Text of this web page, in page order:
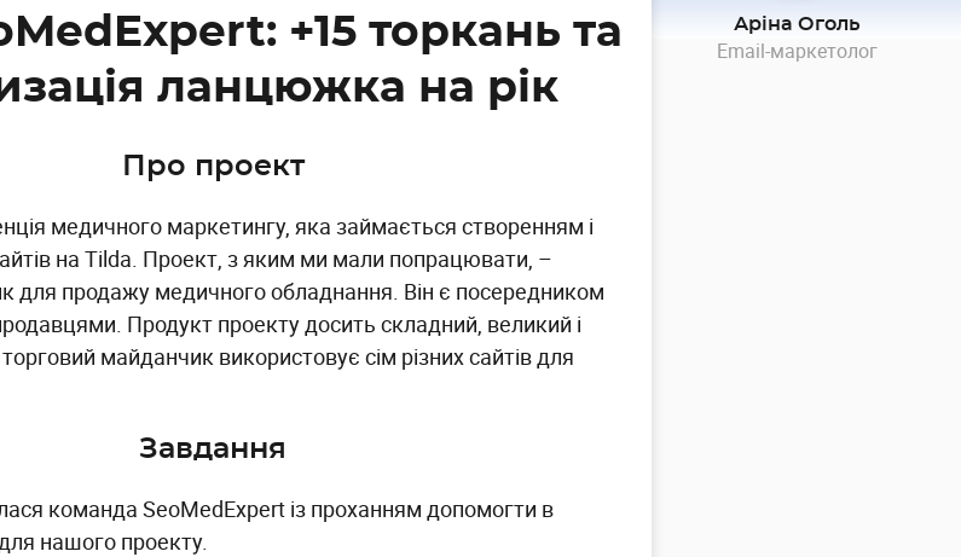
+15 торкань та
ланцюжка на рік
Про проект
медичного маркетингу, яка займається створенням і
на Tilda. Проект, з яким ми мали попрацювати, –
для продажу медичного обладнання. Він є посередником
Продукт проекту досить складний, великий і
майданчик використовує сім різних сайтів для
Завдання
команда SeoMedExpert із проханням допомогти в
нашого проекту.
Аріна Оголь
Email-маркетолог